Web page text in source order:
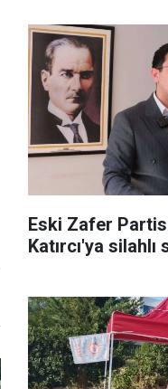
Eski Zafer
Katırcı'ya silahlı